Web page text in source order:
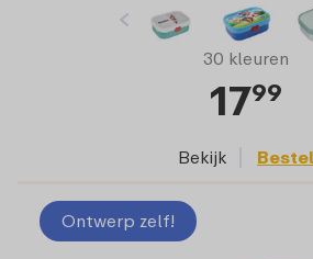
30 kleuren
1799
Bekijk Bestel
Ontwerp zelf!